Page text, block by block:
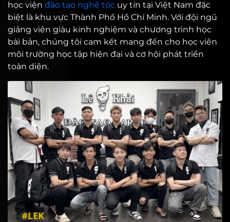
học viện đào tạo nghề tóc uy tín tại Việt Nam đặc
biệt là khu vực Thành Phố Hồ Chí Minh. Với đội ngũ
giảng viên giàu kinh nghiệm và chương trình học
bài bản, chúng tôi cam kết mang đến cho học viên
môi trường học tập hiện đại và cơ hội phát triển
toàn diện.